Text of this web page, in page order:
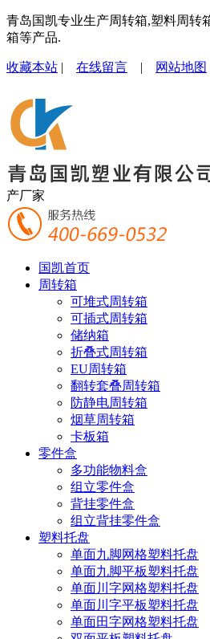
青岛国凯专业生产周转箱,塑料周转
箱等产品.
收藏本站 | 在线留言 | 网站地图
产厂家
国凯首页
周转箱
可堆式周转箱
可插式周转箱
储纳箱
折叠式周转箱
EU周转箱
翻转套叠周转箱
防静电周转箱
烟草周转箱
卡板箱
零件盒
多功能物料盒
组立零件盒
背挂零件盒
组立背挂零件盒
塑料托盘
单面九脚网格塑料托盘
单面九脚平板塑料托盘
单面川字网格塑料托盘
单面川字平板塑料托盘
单面田字网格塑料托盘